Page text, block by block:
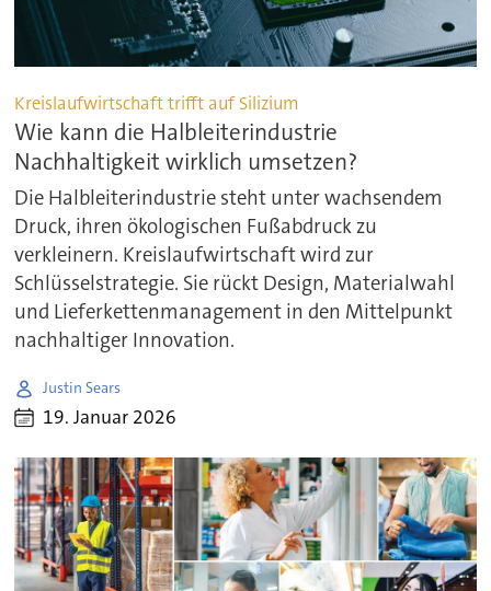
Kreislaufwirtschaft trifft auf Silizium
Wie kann die Halbleiterindustrie
Nachhaltigkeit wirklich umsetzen?
Die Halbleiterindustrie steht unter wachsendem
Druck, ihren ökologischen Fußabdruck zu
verkleinern. Kreislaufwirtschaft wird zur
Schlüsselstrategie. Sie rückt Design, Materialwahl
und Lieferkettenmanagement in den Mittelpunkt
nachhaltiger Innovation.
Justin Sears
19. Januar 2026